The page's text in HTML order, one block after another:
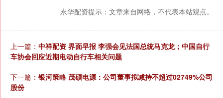
永华配资提示：文章来自网络，不代表本站观点。
上一篇： 中祥配资 界面早报 李强会见法国总统马克龙；中国自行
车协会回应近期电动自行车相关问题
下一篇： 银河策略 茂硕电源：公司董事拟减持不超过02749%公司
股份